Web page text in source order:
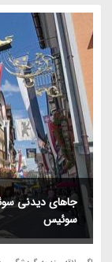
جاهای دیدنی
سوئیس